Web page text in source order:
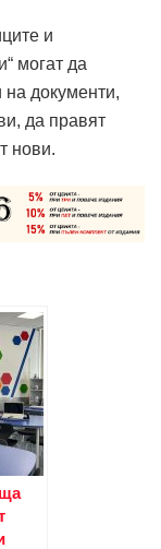
и
могат да
документи,
да правят
нови.